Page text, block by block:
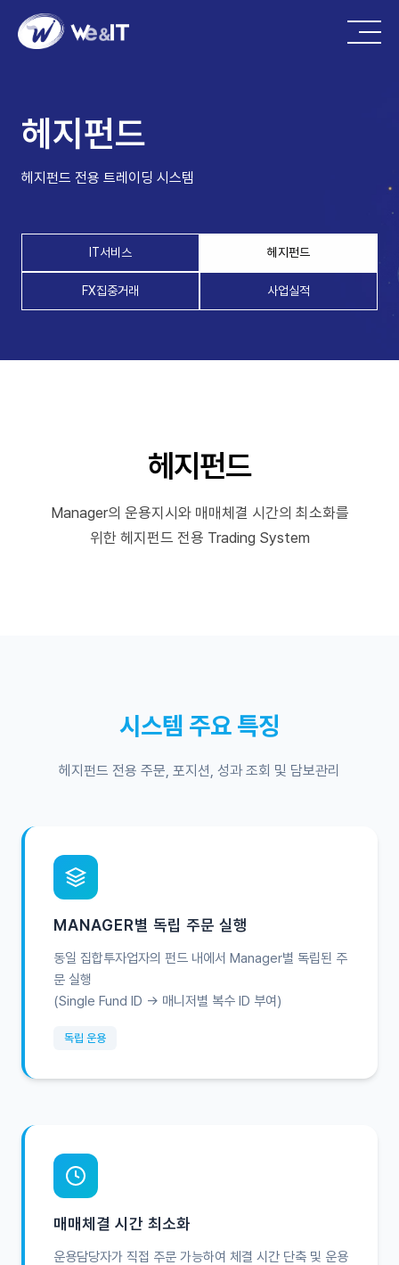
헤지펀드
헤지펀드 전용 트레이딩 시스템
IT서비스 헤지펀드
FX집중거래 사업실적
헤지펀드
Manager의 운용지시와 매매체결 시간의 최소화를
위한 헤지펀드 전용 Trading System
시스템 주요 특징
헤지펀드 전용 주문, 포지션, 성과 조회 및 담보관리
MANAGER별 독립 주문 실행
동일 집합투자업자의 펀드 내에서 Manager별 독립된 주
문 실행
(Single Fund ID → 매니저별 복수 ID 부여)
독립 운용
매매체결 시간 최소화
운용담당자가 직접 주문 가능하여 체결 시간 단축 및 운용